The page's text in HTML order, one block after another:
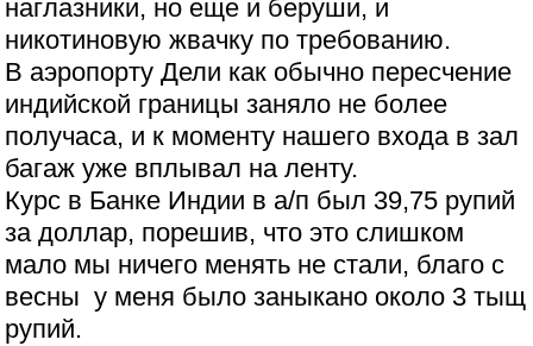
наглазники, но еще и беруши, и
никотиновую жвачку по требованию.
В аэропорту Дели как обычно пересчение
индийской границы заняло не более
получаса, и к моменту нашего входа в зал
багаж уже вплывал на ленту.
Курс в Банке Индии в а/п был 39,75 рупий
за доллар, порешив, что это слишком
мало мы ничего менять не стали, благо с
весны у меня было заныкано около 3 тыщ
рупий.